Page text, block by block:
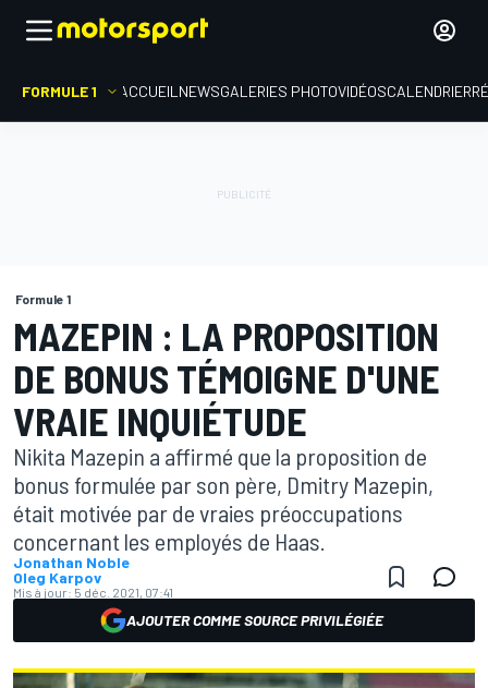
FORMULE 1 ACCUEIL NEWSGALERIES PHOTOVIDÉOSCALENDRIER
Formule 1
MAZEPIN : LA PROPOSITION
DE BONUS TÉMOIGNE D'UNE
VRAIE INQUIÉTUDE
Nikita Mazepin a affirmé que la proposition de
bonus formulée par son père, Dmitry Mazepin,
était motivée par de vraies préoccupations
concernant les employés de Haas.
Jonathan Noble
Oleg Karpov
Mis à jour: 5 déc. 2021, 07:41
AJOUTER COMME SOURCE PRIVILÉGIÉE